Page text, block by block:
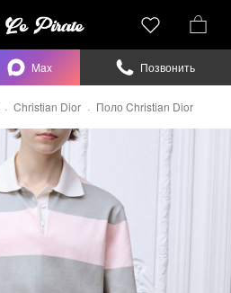
Christian Dior Поло Christian Dior
Max Позвонить